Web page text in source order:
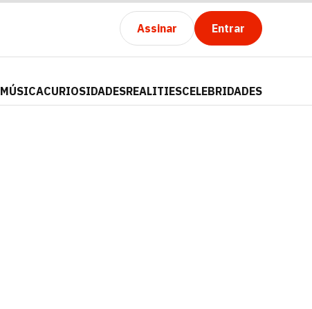
Assinar Entrar
MÚSICACURIOSIDADESREALITIESCELEBRIDADES